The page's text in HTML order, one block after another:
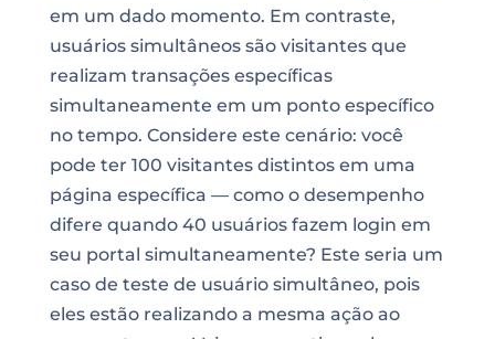
em um dado momento. Em contraste,
usuários simultâneos são visitantes que
realizam transações específicas
simultaneamente em um ponto específico
no tempo. Considere este cenário: você
pode ter 100 visitantes distintos em uma
página específica — como o desempenho
difere quando 40 usuários fazem login em
seu portal simultaneamente? Este seria um
caso de teste de usuário simultâneo, pois
eles estão realizando a mesma ação ao